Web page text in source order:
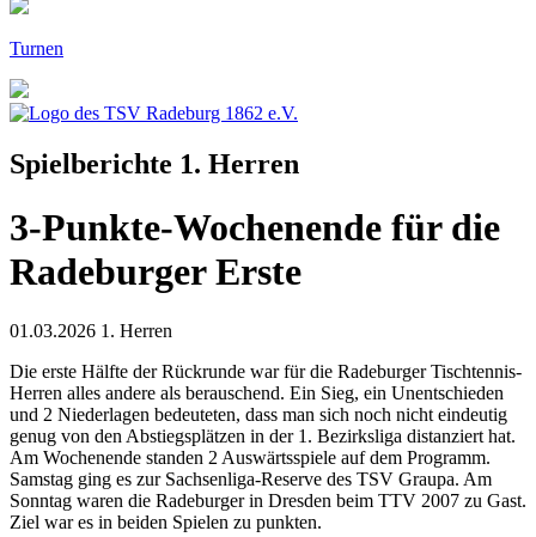
Turnen
Spielberichte 1. Herren
3-Punkte-Wochenende für die
Radeburger Erste
01.03.2026 1. Herren
Die erste Hälfte der Rückrunde war für die Radeburger Tischtennis-
Herren alles andere als berauschend. Ein Sieg, ein Unentschieden
und 2 Niederlagen bedeuteten, dass man sich noch nicht eindeutig
genug von den Abstiegsplätzen in der 1. Bezirksliga distanziert hat.
Am Wochenende standen 2 Auswärtsspiele auf dem Programm.
Samstag ging es zur Sachsenliga-Reserve des TSV Graupa. Am
Sonntag waren die Radeburger in Dresden beim TTV 2007 zu Gast.
Ziel war es in beiden Spielen zu punkten.